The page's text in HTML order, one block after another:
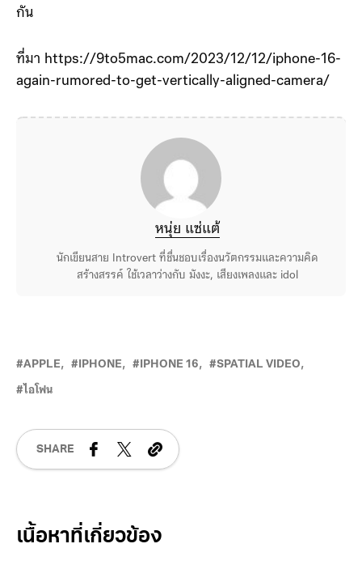
กัน
ที่มา https://9to5mac.com/2023/12/12/iphone-16-
again-rumored-to-get-vertically-aligned-camera/
หนุ่ย แซ่แต้
นักเขียนสาย Introvert ที่ชื่นชอบเรื่องนวัตกรรมและความคิด
สร้างสรรค์ ใช้เวลาว่างกับ มังงะ, เสียงเพลงและ idol
APPLE IPHONE IPHONE 16 SPATIAL VIDEO
ไอโฟน
SHARE
Related Posts